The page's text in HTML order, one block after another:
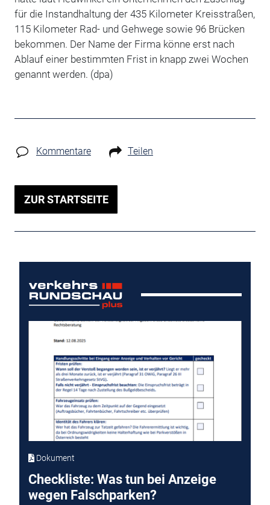
für die Instandhaltung der 435 Kilometer Kreisstraßen,
115 Kilometer Rad- und Gehwege sowie 96 Brücken
bekommen. Der Name der Firma könne erst nach
Ablauf einer bestimmten Frist in knapp zwei Wochen
genannt werden. (dpa)
Kommentare Teilen
ZUR STARTSEITE
Dokument
Checkliste: Was tun bei Anzeige
wegen Falschparken?